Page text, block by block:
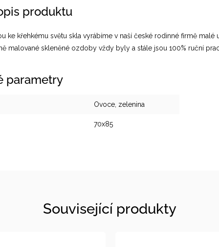
produktu
ke křehkému světu skla vyrábíme v naší české rodinné firmě
malované skleněné ozdoby vždy byly a stále jsou 100% ruční
parametry
Ovoce, zelenina
70x85
Související produkty